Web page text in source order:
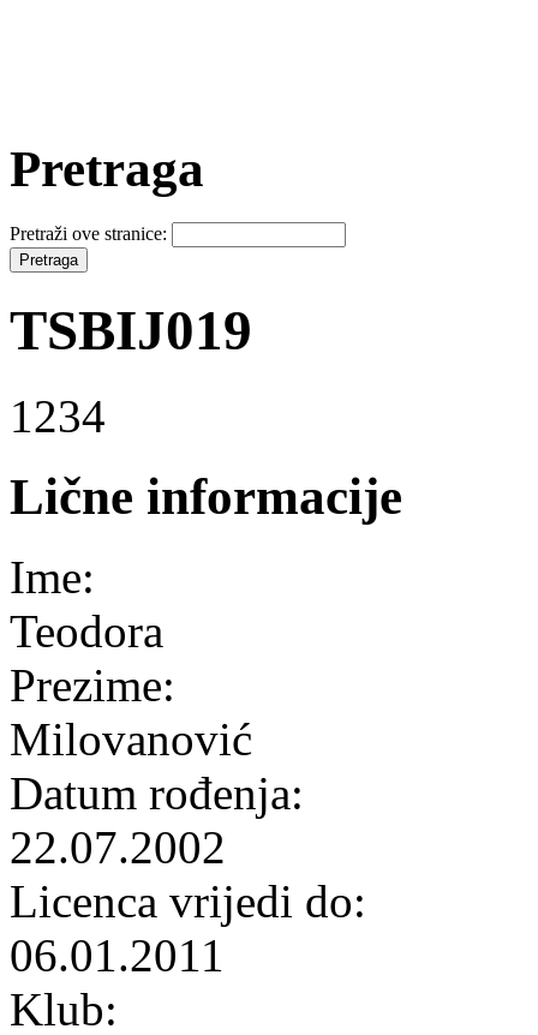
Pretraga
Pretraži ove stranice:
TSBIJ019
1234
Lične informacije
Ime:
Teodora
Prezime:
Milovanović
Datum rođenja:
22.07.2002
Licenca vrijedi do:
06.01.2011
Klub: